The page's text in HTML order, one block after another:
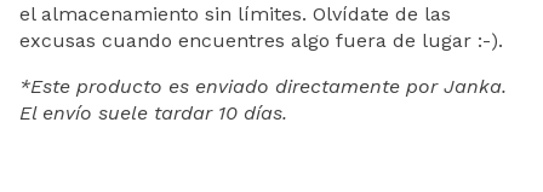
el almacenamiento sin límites. Olvídate de las
excusas cuando encuentres algo fuera de lugar :-).
*Este producto es enviado directamente por Janka.
El envío suele tardar 10 días.